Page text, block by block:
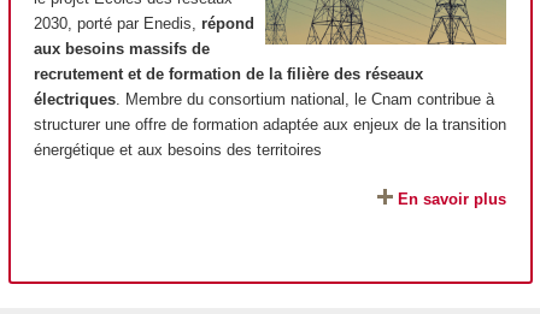
2030, porté par Enedis, répond
aux besoins massifs de
recrutement et de formation de la filière des réseaux
électriques. Membre du consortium national, le Cnam contribue à
structurer une offre de formation adaptée aux enjeux de la transition
énergétique et aux besoins des territoires
En savoir plus